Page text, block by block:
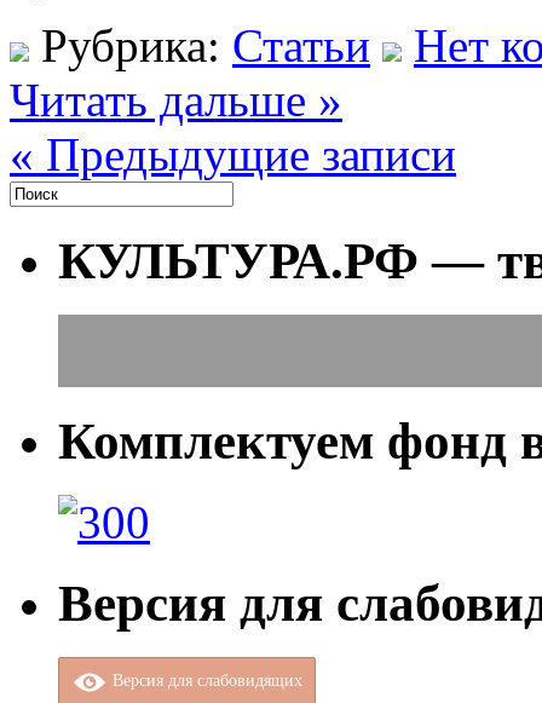
Рубрика: Статьи
Нет
Читать дальше »
« Предыдущие записи
КУЛЬТУРА.РФ —
Комплектуем фонд
Версия для
Версия для слабовидящих